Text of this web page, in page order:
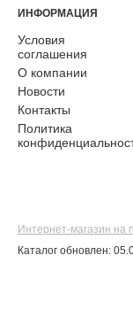
ИНФОРМАЦИЯ
Условия
соглашения
О компании
Новости
Контакты
Политика
Интернет-магазин
Каталог обновлен: